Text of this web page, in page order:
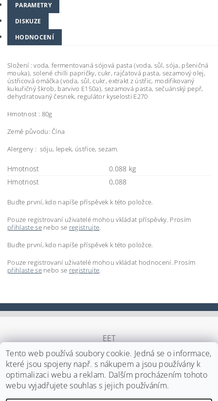
PARAMETRY
DISKUZE
HODNOCENÍ
Složení : voda, fermentovaná sójová pasta (voda, sůl, sója, pšeničná
mouka), solené chilli papričky, cukr, rajčatová pasta, sezamový olej,
ústřicová omáčka (voda, sůl, cukr, extrakt z ústřic, modifikovaný
kukuřičný škrob, barvivo E150a), sezamová pasta, sečuánský pepř,
dehydratovaný česnek, regulátor kyselosti E270
Hmotnost : 80g
Země původu: Čína
Alergeny : sóju, lepek, ústřice, sezam.
Hmotnost
0.088 kg
Hmotnost
0,088
Buďte první, kdo napíše příspěvek k této položce.
Pouze registrovaní uživatelé mohou vkládat příspěvky. Prosím
přihlaste senebo se registrujte.
Buďte první, kdo napíše příspěvek k této položce.
Pouze registrovaní uživatelé mohou vkládat hodnocení. Prosím
přihlaste senebo se registrujte.
EET
2026 ©Japa Foods s.r.o. , všechna práva vyhrazenaUpravit nastavení cookies
Vytvořil Shoptet
Tento web používá soubory cookie. Jedná se o informace,
které jsou spojeny např. s nákupem a jsou používány k
optimalizaci webu a reklam. Dalším procházením tohoto
webu vyjadřujete souhlas s jejich používáním.